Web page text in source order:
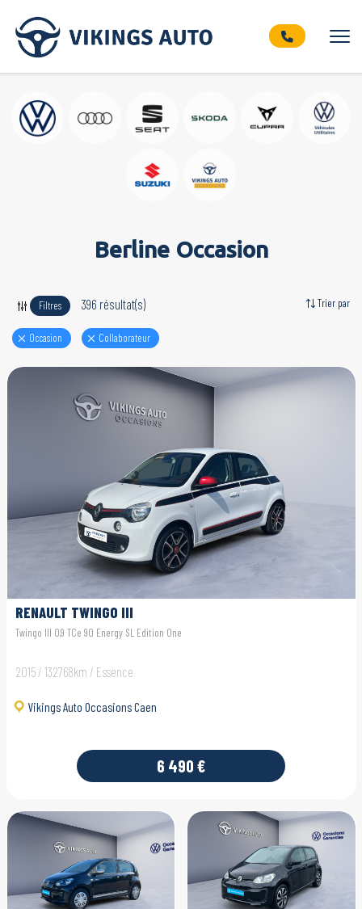
Berline Occasion
Filtres 396 résultat(s)
Occasion Collaborateur
Trier par
RENAULT TWINGO III
Twingo III 0.9 TCe 90 Energy SL Edition One
2015 / 132768km / Essence
Vikings Auto Occasions Caen
6 490 €